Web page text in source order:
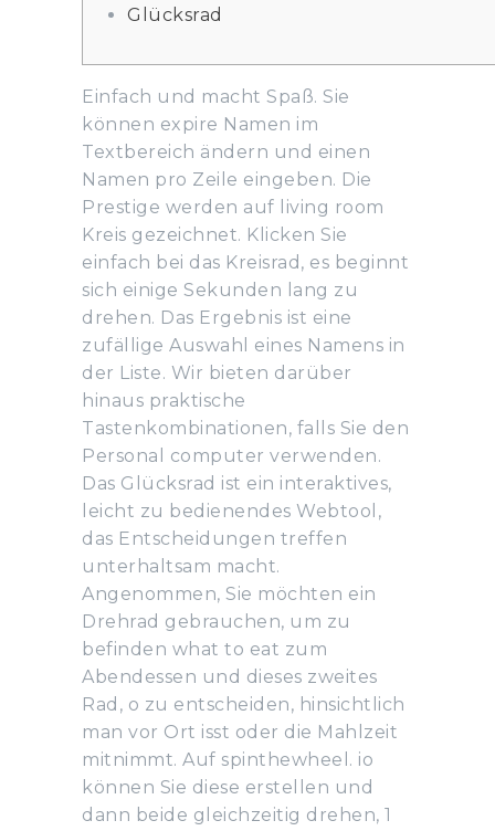
Glücksrad
Einfach und macht Spaß. Sie
können expire Namen im
Textbereich ändern und einen
Namen pro Zeile eingeben. Die
Prestige werden auf living room
Kreis gezeichnet. Klicken Sie
einfach bei das Kreisrad, es beginnt
sich einige Sekunden lang zu
drehen. Das Ergebnis ist eine
zufällige Auswahl eines Namens in
der Liste. Wir bieten darüber
hinaus praktische
Tastenkombinationen, falls Sie den
Personal computer verwenden.
Das Glücksrad ist ein interaktives,
leicht zu bedienendes Webtool,
das Entscheidungen treffen
unterhaltsam macht.
Angenommen, Sie möchten ein
Drehrad gebrauchen, um zu
befinden what to eat zum
Abendessen und dieses zweites
Rad, o zu entscheiden, hinsichtlich
man vor Ort isst oder die Mahlzeit
mitnimmt. Auf spinthewheel. io
können Sie diese erstellen und
dann beide gleichzeitig drehen, 1